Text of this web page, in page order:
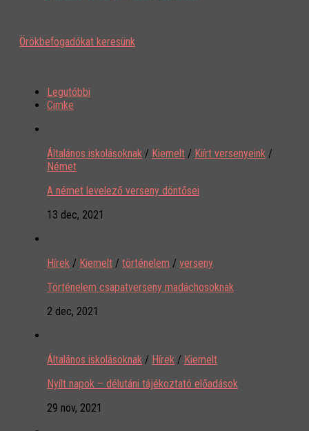
Örökbefogadókat keresünk
Legutóbbi
Cimke
Általános iskolásoknak / Kiemelt / Kiírt versenyeink /
Német
A német levelező verseny döntősei
13 dec, 2021
Hírek / Kiemelt / történelem / verseny
Történelem csapatverseny madáchosoknak
2 dec, 2021
Általános iskolásoknak / Hírek / Kiemelt
Nyílt napok – délutáni tájékoztató előadások
29 nov, 2021